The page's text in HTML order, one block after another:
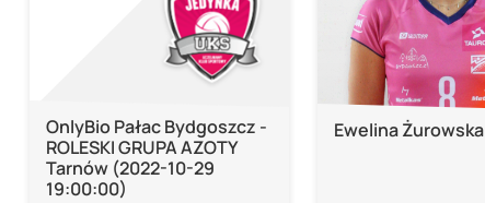
OnlyBio Pałac Bydgoszcz -
ROLESKI GRUPA AZOTY
Tarnów (2022-10-29
19:00:00)
Ewelina Żurowska